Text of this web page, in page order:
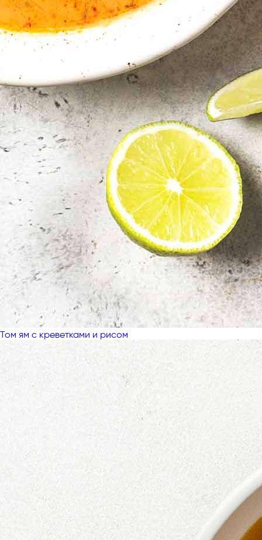
Том ям с креветками и рисом